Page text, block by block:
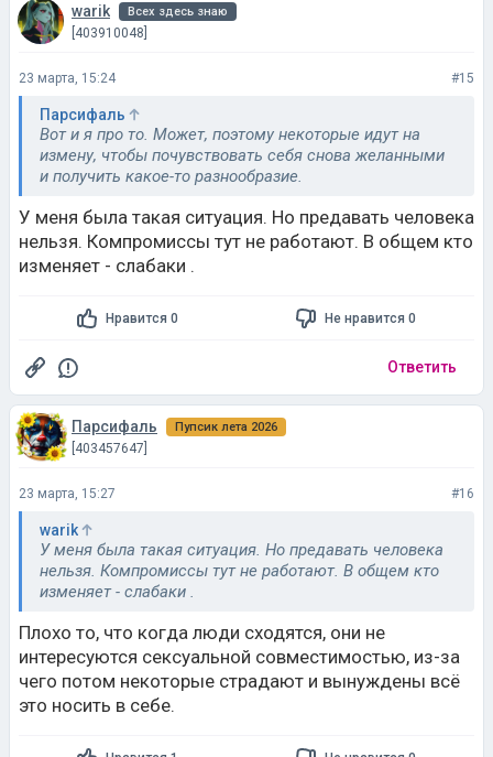
warik Всех здесь знаю
[403910048]
23 марта, 15:24 #15
Парсифаль
Вот и я про то. Может, поэтому некоторые идут на
измену, чтобы почувствовать себя снова желанными
и получить какое-то разнообразие.
У меня была такая ситуация. Но предавать человека
нельзя. Компромиссы тут не работают. В общем кто
изменяет - слабаки .
Нравится 0 Не нравится 0
Ответить
Парсифаль Пупсик лета 2026
[403457647]
23 марта, 15:27 #16
warik
У меня была такая ситуация. Но предавать человека
нельзя. Компромиссы тут не работают. В общем кто
изменяет - слабаки .
Плохо то, что когда люди сходятся, они не
интересуются сексуальной совместимостью, из-за
чего потом некоторые страдают и вынуждены всё
это носить в себе.